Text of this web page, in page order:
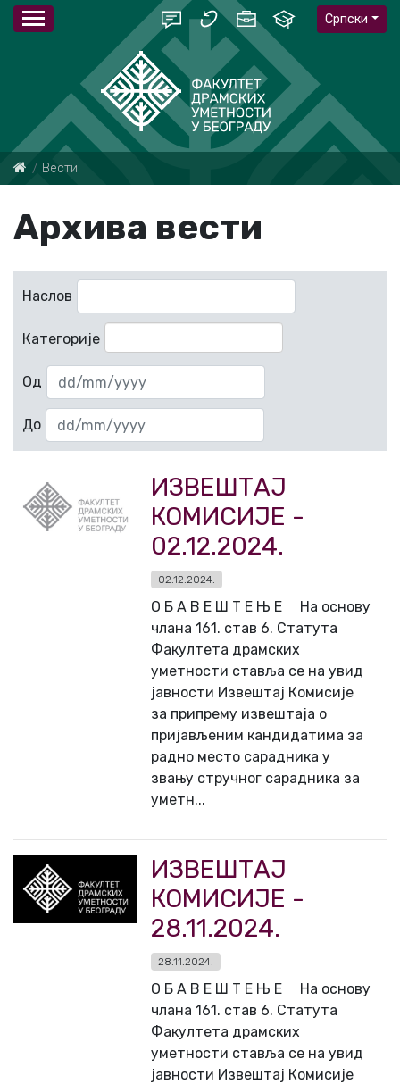
Српски
Вести
Архива вести
Наслов
Категорије
Од
До
ИЗВЕШТАЈ
КОМИСИЈЕ -
02.12.2024.
02.12.2024.
О Б А В Е Ш Т Е Њ Е На основу
члана 161. став 6. Статута
Факултета драмских
уметности ставља се на увид
јавности Извештај Комисије
за припрему извештаја о
пријављеним кандидатима за
радно место сарадника у
звању стручног сарадника за
уметн...
ИЗВЕШТАЈ
КОМИСИЈЕ -
28.11.2024.
28.11.2024.
О Б А В Е Ш Т Е Њ Е На основу
члана 161. став 6. Статута
Факултета драмских
уметности ставља се на увид
јавности Извештај Комисије